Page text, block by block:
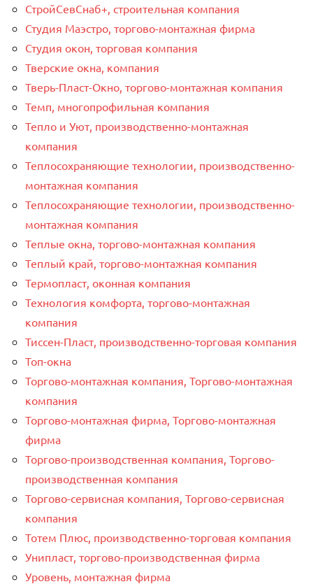
СтройСевСнаб+, строительная компания
Студия Маэстро, торгово-монтажная фирма
Студия окон, торговая компания
Тверские окна, компания
Тверь-Пласт-Окно, торгово-монтажная компания
Темп, многопрофильная компания
Тепло и Уют, производственно-монтажная
компания
Теплосохраняющие технологии, производственно-
монтажная компания
Теплосохраняющие технологии, производственно-
монтажная компания
Теплые окна, торгово-монтажная компания
Теплый край, торгово-монтажная компания
Термопласт, оконная компания
Технология комфорта, торгово-монтажная
компания
Тиссен-Пласт, производственно-торговая компания
Топ-окна
Торгово-монтажная компания, Торгово-монтажная
компания
Торгово-монтажная фирма, Торгово-монтажная
фирма
Торгово-производственная компания, Торгово-
производственная компания
Торгово-сервисная компания, Торгово-сервисная
компания
Тотем Плюс, производственно-торговая компания
Унипласт, торгово-производственная фирма
Уровень, монтажная фирма